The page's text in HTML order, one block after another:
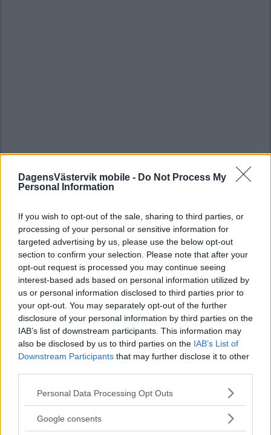
DagensVästervik mobile - Do Not Process My
Personal Information
If you wish to opt-out of the sale, sharing to third parties, or
processing of your personal or sensitive information for
targeted advertising by us, please use the below opt-out
section to confirm your selection. Please note that after your
opt-out request is processed you may continue seeing
interest-based ads based on personal information utilized by
us or personal information disclosed to third parties prior to
your opt-out. You may separately opt-out of the further
disclosure of your personal information by third parties on the
IAB’s list of downstream participants. This information may
also be disclosed by us to third parties on the IAB’s List of
Downstream Participants that may further disclose it to other
Please note that this website/app uses one or more Google
not limited to your visit or usage behaviour. You may click to
Personal Data Processing Opt Outs
Google consents